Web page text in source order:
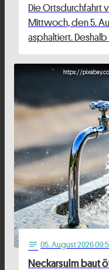
Die Ortsdurchfahrt
Mittwoch, den 5.
asphaltiert.
https://
notes 05. August 2026
Neckarsulm baut